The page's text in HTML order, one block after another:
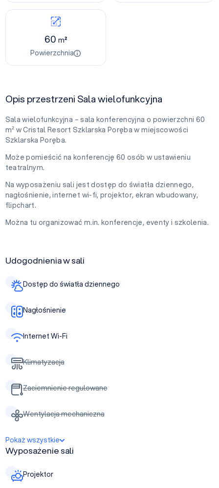
60 m²
Powierzchnia
Opis przestrzeni Sala wielofunkcyjna
Sala wielofunkcyjna – sala konferencyjna o powierzchni 60
m² w Cristal Resort Szklarska Poręba w miejscowości
Szklarska Poręba.
Może pomieścić na konferencję 60 osób w ustawieniu
teatralnym.
Na wyposażeniu sali jest dostęp do światła dziennego,
nagłośnienie, internet wi-fi, projektor, ekran wbudowany,
flipchart.
Można tu organizować m.in. konferencje, eventy i szkolenia.
Udogodnienia w sali
Dostęp do światła dziennego
Nagłośnienie
Internet Wi-Fi
Klimatyzacja
Zaciemnienie regulowane
Wentylacja mechaniczna
Pokaż wszystkie
Wyposażenie sali
Projektor